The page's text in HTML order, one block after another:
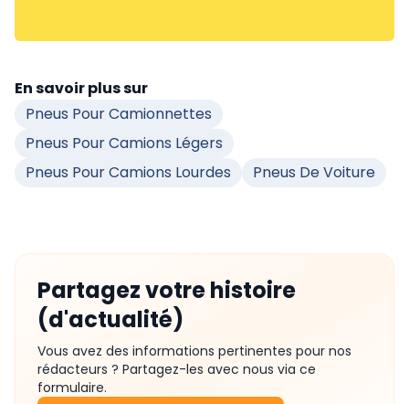
En savoir plus sur
Pneus Pour Camionnettes
Pneus Pour Camions Légers
Pneus Pour Camions Lourdes
Pneus De Voiture
Partagez votre histoire
(d'actualité)
Vous avez des informations pertinentes pour nos
rédacteurs ? Partagez-les avec nous via ce
formulaire.